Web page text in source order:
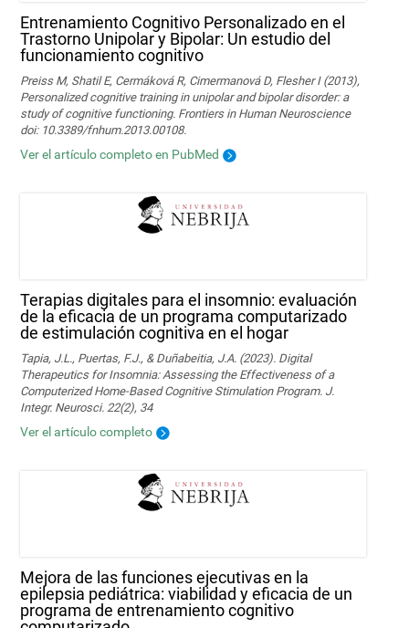
Entrenamiento Cognitivo Personalizado en el
Trastorno Unipolar y Bipolar: Un estudio del
funcionamiento cognitivo
Preiss M, Shatil E, Cermáková R, Cimermanová D, Flesher I (2013),
Personalized cognitive training in unipolar and bipolar disorder: a
study of cognitive functioning. Frontiers in Human Neuroscience
doi: 10.3389/fnhum.2013.00108.
Ver el artículo completo en PubMed
Terapias digitales para el insomnio: evaluación
de la eficacia de un programa computarizado
de estimulación cognitiva en el hogar
Tapia, J.L., Puertas, F.J., & Duñabeitia, J.A. (2023). Digital
Therapeutics for Insomnia: Assessing the Effectiveness of a
Computerized Home-Based Cognitive Stimulation Program. J.
Integr. Neurosci. 22(2), 34
Ver el artículo completo
Mejora de las funciones ejecutivas en la
epilepsia pediátrica: viabilidad y eficacia de un
programa de entrenamiento cognitivo